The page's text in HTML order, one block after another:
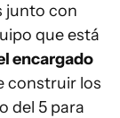
junto con
que está
encargado
construir los
del 5 para